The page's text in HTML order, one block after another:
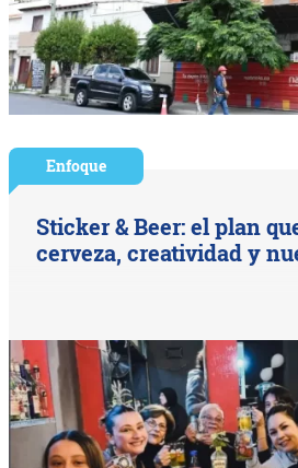
Enfoque
Sticker & Beer: el plan
cerveza, creatividad y